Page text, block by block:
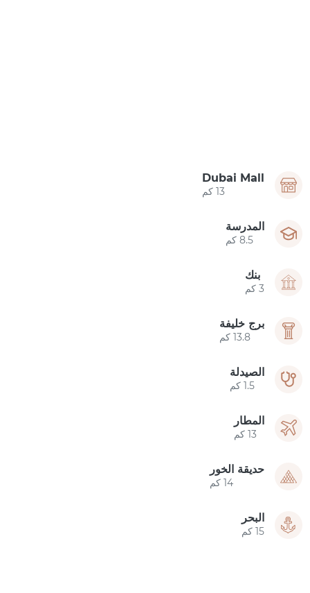
Dubai Mall
13 كم
المدرسة
8.5 كم
بنك
3 كم
برج خليفة
13.8 كم
الصيدلة
1.5 كم
المطار
13 كم
حديقة الخور
14 كم
البحر
15 كم